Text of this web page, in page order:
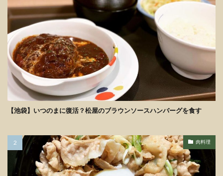
【池袋】いつのまに復活？松屋のブラウンソースハンバーグを食す
肉料理